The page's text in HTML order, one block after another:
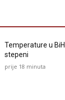
Temperature u
stepeni
prije 18 minuta